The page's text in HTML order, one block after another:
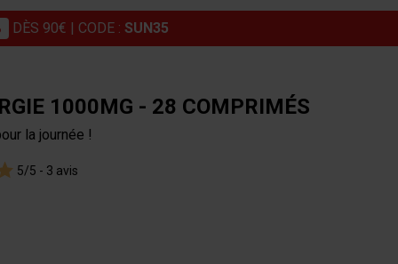
Glutamine
Multivitamines
DÈS 90€ | CODE : SUN35
1000MG - 28 COMPRIMÉS
la journée !
5/5 - 3 avis